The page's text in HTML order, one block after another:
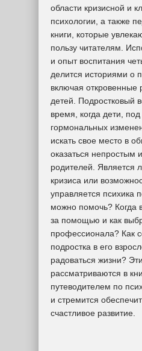
области кризисной и
психологии, а также
книги, которые
пользу читателям.
и опыт воспитания
делится историями о
включая откровенные
детей. Подростковый
время, когда дети,
гормональных
искать свое место в
оказаться непростым
родителей. Является
кризиса или
управляется психика
можно помочь? Когда
за помощью и как
профессионала? Как
подростка в его
радоваться жизни?
рассматриваются в
путеводителем по
и стремится
счастливое развитие.